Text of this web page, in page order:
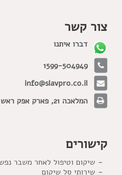
צור קשר
דברו איתנו
1599-504949
info@slavpro.co.il
המלאכה 21, פארק אפק ראש העין
קישורים
שיקום וטיפול לאחר משבר נפשי
שירותי סל שיקום